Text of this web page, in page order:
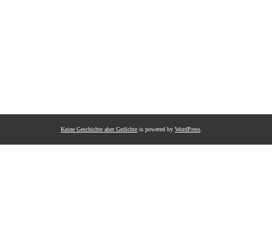
Keine Geschichte aber Gedichte is powered by WordPress